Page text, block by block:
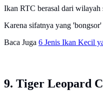
Ikan RTC berasal dari wilayah
Karena sifatnya yang
Baca Juga 6 Jenis Ikan Kecil
9. Tiger Leopard